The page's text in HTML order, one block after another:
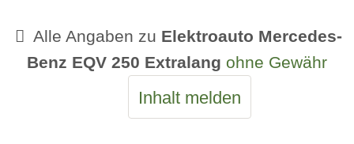
Alle Angaben zu Elektroauto Mercedes-
Benz EQV 250 Extralang ohne Gewähr
Inhalt melden